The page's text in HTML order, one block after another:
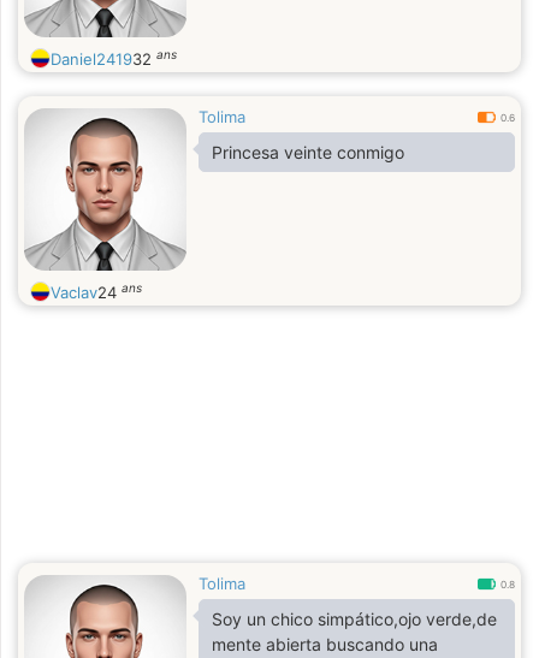
Daniel241932 ans
Tolima 0.6
Princesa veinte conmigo
Vaclav24 ans
Tolima 0.8
Soy un chico simpático,ojo verde,de
mente abierta buscando una